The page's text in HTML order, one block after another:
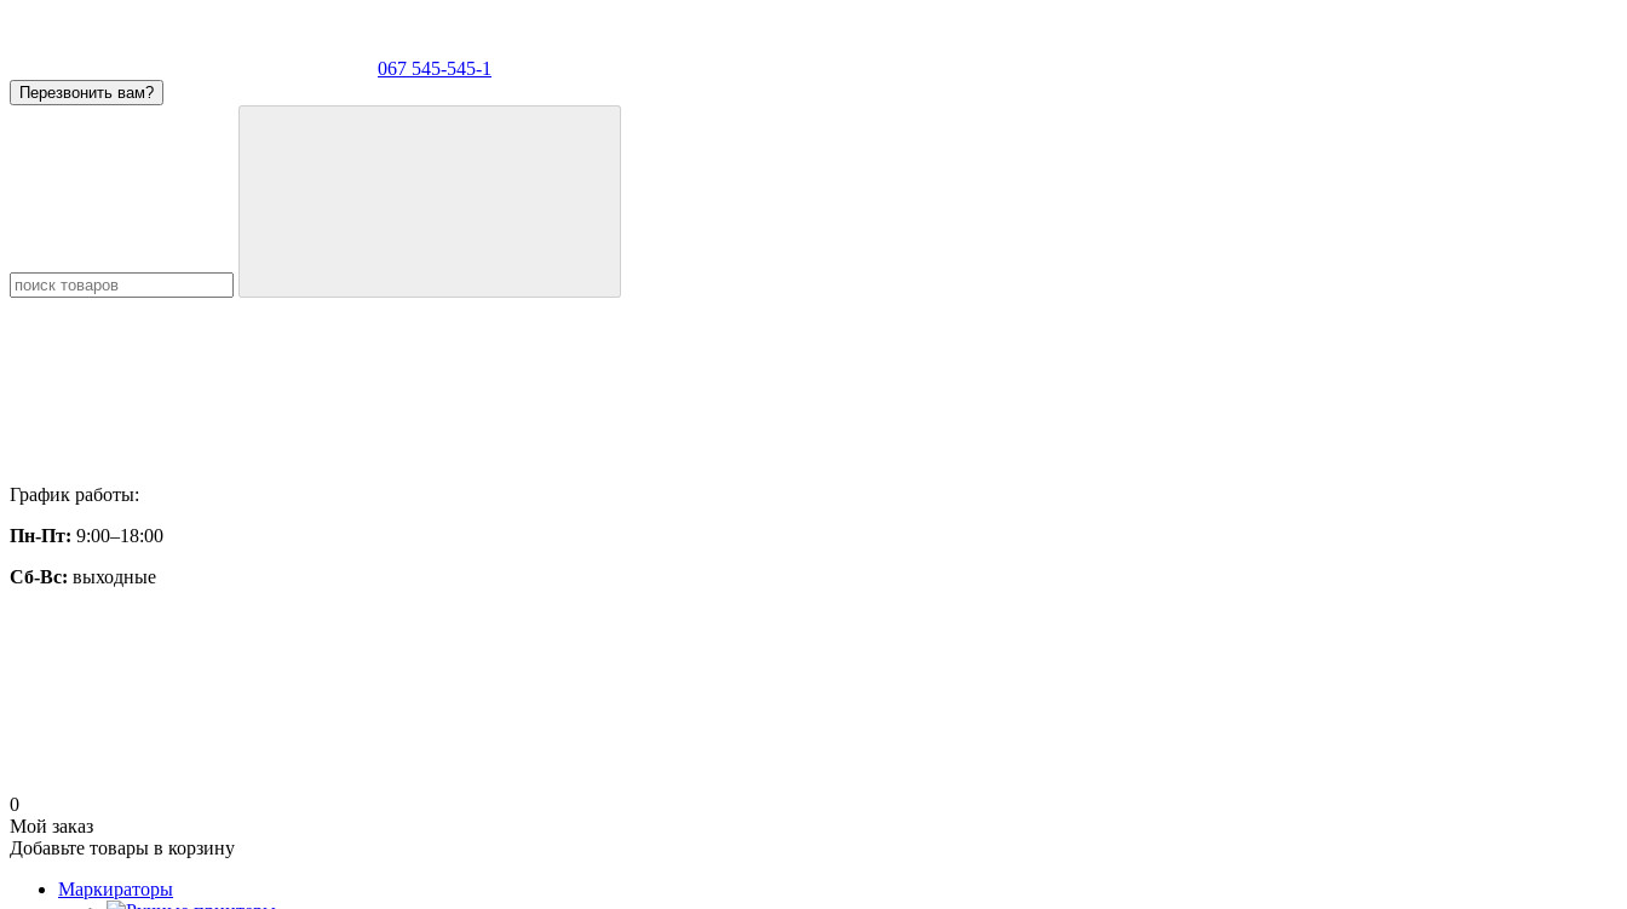
067 545-545-1
Перезвонить вам?
График работы:
Пн-Пт: 9:00–18:00
Сб-Вс: выходные
0
Мой заказ
Добавьте товары в корзину
Маркираторы